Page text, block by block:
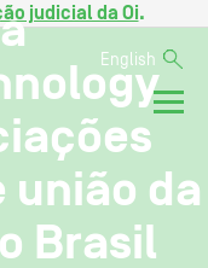
judicial da Oi.
English
união da
Brasil